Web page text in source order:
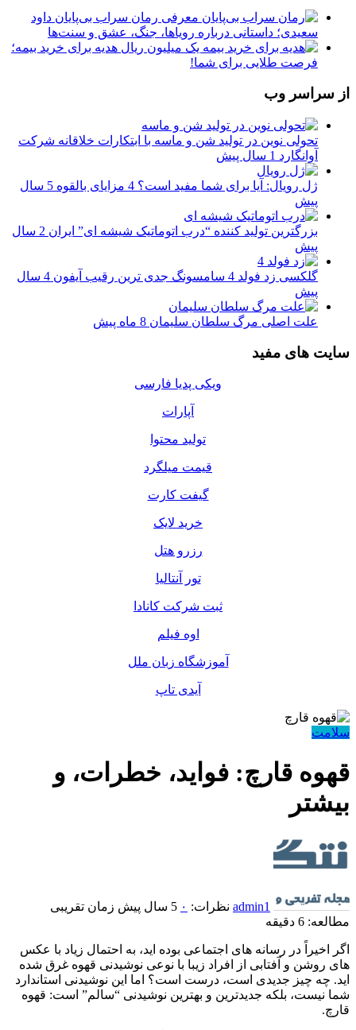
معرفی رمان سراب بی‌پایان داود
سعیدی؛ داستانی درباره رویاها، جنگ، عشق و سنت‌ها
یک میلیون ریال هدیه برای خرید بیمه؛
فرصت طلایی برای شما!
از سراسر وب
تحولی نوین در تولید شن و ماسه با ابتکارات خلاقانه شرکت
آوانگارد 1 سال پیش
ژل رویال: آیا برای شما مفید است؟ 4 مزایای بالقوه
5 سال
پیش
بزرگترین تولید کننده “درب اتوماتیک شیشه ای” ایران
2 سال
پیش
گلکسی زد فولد 4 سامسونگ جدی ترین رقیب آیفون
4 سال
پیش
علت اصلی مرگ سلطان سلیمان 8 ماه پیش
سایت های مفید
ویکی پدیا فارسی
آپارات
تولید محتوا
قیمت میلگرد
گیفت کارت
خرید لایک
رزرو هتل
تور آنتالیا
ثبت شرکت کانادا
اوه فیلم
آموزشگاه زبان ملل
آیدی تاپ
سلامت
قهوه قارچ: فواید، خطرات، و
بیشتر
admin1 نظرات: ۰ 5 سال پیش
زمان تقریبی
مطالعه: 6 دقیقه
اگر اخیراً در رسانه های اجتماعی بوده اید، به احتمال زیاد با عکس
های روشن و آفتابی از افراد زیبا با نوعی نوشیدنی قهوه غرق شده
اید. چه چیز جدیدی است، درست است؟ اما این نوشیدنی استاندارد
شما نیست، بلکه جدیدترین و بهترین نوشیدنی “سالم” است: قهوه
قارچ.